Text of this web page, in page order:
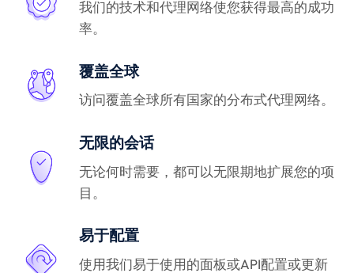
我们的技术和代理网络使您获得最高的成功
率。
覆盖全球
访问覆盖全球所有国家的分布式代理网络。
无限的会话
无论何时需要，都可以无限期地扩展您的项
目。
易于配置
使用我们易于使用的面板或API配置或更新